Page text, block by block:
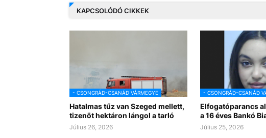
KAPCSOLÓDÓ CIKKEK
- CSONGRÁD-CSANÁD VÁRMEGYE
Hatalmas tűz van Szeged mellett,
tizenöt hektáron lángol a tarló
Július 26, 2026
- CSONGRÁD-CSANÁD
Elfogatóparancs
a 16 éves Bankó
Július 25, 2026